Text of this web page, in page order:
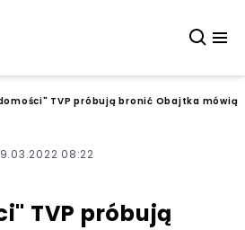
TVP próbują bronić Obajtka
08:22
TVP próbują